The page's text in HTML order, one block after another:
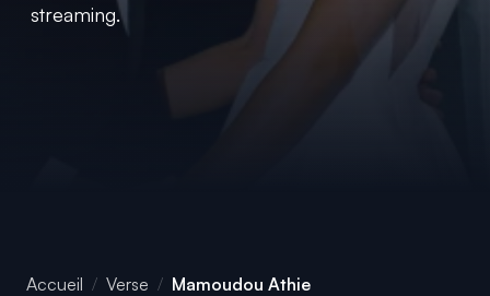
streaming.
Accueil Verse Mamoudou Athie